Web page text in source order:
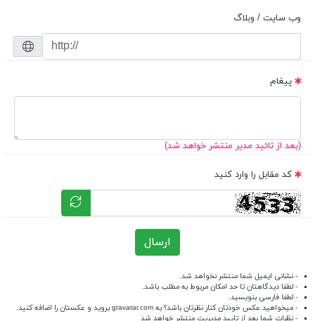
وب سایت / وبلاگ
پیغام
(بعد از تائید مدیر منتشر خواهد شد)
کد مقابل را وارد کنید
ارسال
- نشانی ایمیل شما منتشر نخواهد شد.
- لطفا دیدگاهتان تا حد امکان مربوط به مطلب باشد.
- لطفا فارسی بنویسید.
- میخواهید عکس خودتان کنار نظرتان باشد؟ به gravatar.com بروید و عکستان را اضافه کنید.
- نظرات شما بعد از تایید مدیریت منتشر خواهد شد